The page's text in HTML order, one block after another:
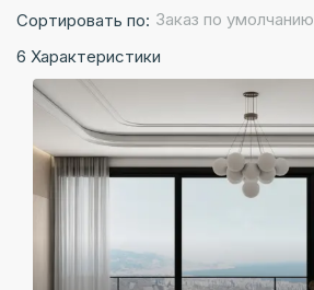
6 Характеристики
Сортировать по: Заказ по умолчанию